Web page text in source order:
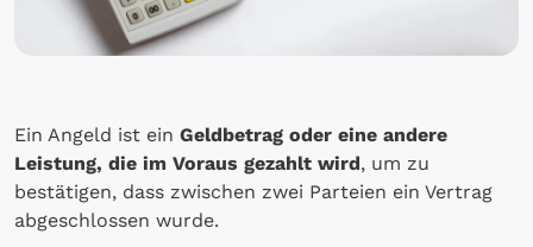
Ein Angeld ist ein Geldbetrag oder eine andere
Leistung, die im Voraus gezahlt wird, um zu
bestätigen, dass zwischen zwei Parteien ein Vertrag
abgeschlossen wurde.